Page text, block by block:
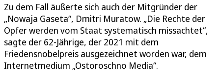
Zu dem Fall äußerte sich auch der Mitgründer der
„Nowaja Gaseta“, Dmitri Muratow. „Die Rechte der
Opfer werden vom Staat systematisch missachtet“,
sagte der 62-Jährige, der 2021 mit dem
Friedensnobelpreis ausgezeichnet worden war, dem
Internetmedium „Ostoroschno Media“.